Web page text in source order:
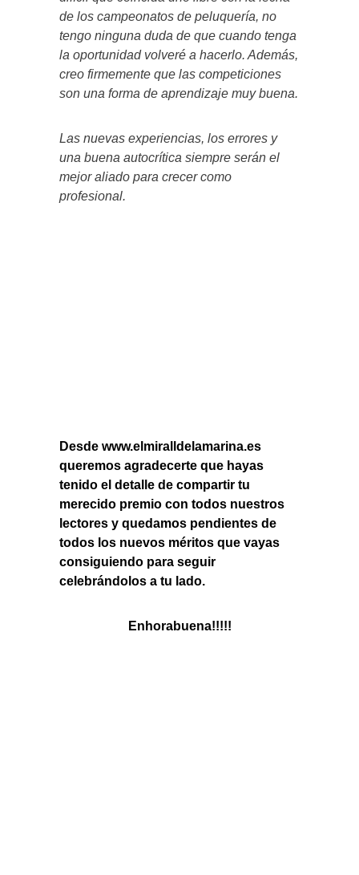
de los campeonatos de peluquería, no
tengo ninguna duda de que cuando tenga
la oportunidad volveré a hacerlo. Además,
creo firmemente que las competiciones
son una forma de aprendizaje muy buena.
Las nuevas experiencias, los errores y
una buena autocrítica siempre serán el
mejor aliado para crecer como
profesional.
Desde www.elmiralldelamarina.es
queremos agradecerte que hayas
tenido el detalle de compartir tu
merecido premio con todos nuestros
lectores y quedamos pendientes de
todos los nuevos méritos que vayas
consiguiendo para seguir
celebrándolos a tu lado.
Enhorabuena!!!!!